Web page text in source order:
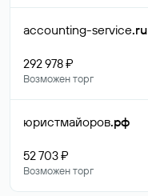
accounting-service.ru
292 978 ₽
Возможен торг
юристмайоров.рф
52 703 ₽
Возможен торг